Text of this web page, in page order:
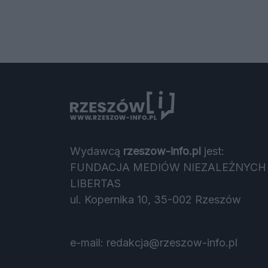
Wydawcą rzeszow-info.pl jest:
FUNDACJA MEDIÓW NIEZALEŻNYCH
LIBERTAS
ul. Kopernika 10, 35-002 Rzeszów
e-mail: redakcja@rzeszow-info.pl